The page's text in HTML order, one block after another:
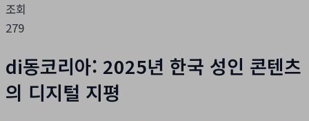
조회
279
di동코리아: 2025년 한국 성인 콘텐츠
의 디지털 지평